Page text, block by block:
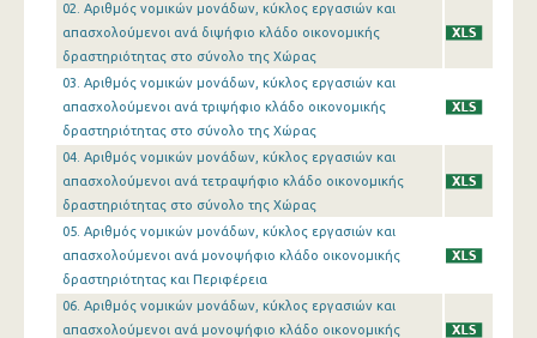
02. Αριθμός νομικών μονάδων, κύκλος εργασιών και
απασχολούμενοι ανά διψήφιο κλάδο οικονομικής
δραστηριότητας στο σύνολο της Χώρας
03. Αριθμός νομικών μονάδων, κύκλος εργασιών και
απασχολούμενοι ανά τριψήφιο κλάδο οικονομικής
δραστηριότητας στο σύνολο της Χώρας
04. Αριθμός νομικών μονάδων, κύκλος εργασιών και
απασχολούμενοι ανά τετραψήφιο κλάδο οικονομικής
δραστηριότητας στο σύνολο της Χώρας
05. Αριθμός νομικών μονάδων, κύκλος εργασιών και
απασχολούμενοι ανά μονοψήφιο κλάδο οικονομικής
δραστηριότητας και Περιφέρεια
06. Αριθμός νομικών μονάδων, κύκλος εργασιών και
απασχολούμενοι ανά μονοψήφιο κλάδο οικονομικής